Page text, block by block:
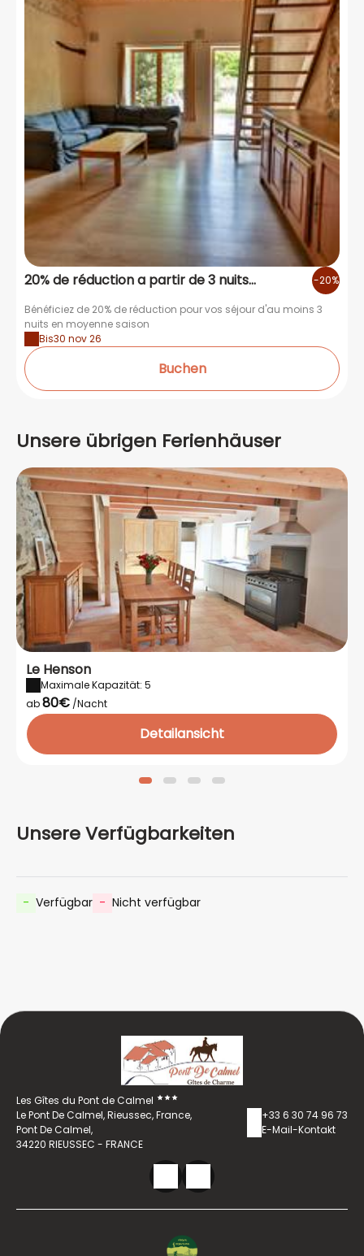
20% de réduction a partir de 3 nuits
-20%
Bénéficiez de 20% de réduction pour vos séjour d'au moins 3
nuits en moyenne saison
Bis30 nov 26
Buchen
Unsere übrigen Ferienhäuser
Le Henson
Maximale Kapazität: 5
ab80€ /Nacht
Detailansicht
Unsere Verfügbarkeiten
- Verfügbar - Nicht verfügbar
Les Gîtes du Pont de Calmel
Le Pont De Calmel, Rieussec, France,
Pont De Calmel,
34220 RIEUSSEC - FRANCE
+33 6 30 74 96 73
E-Mail-Kontakt